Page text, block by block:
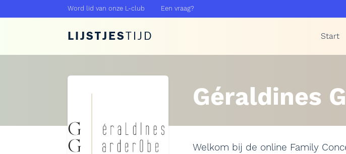
Word lid van onze L-club Een vraag?
LIJSTJESTIJD Start
Géraldines
Welkom bij de online Family